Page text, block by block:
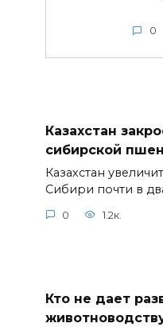
0
Казахстан
сибирской
Казахстан
Сибири почти в
0 1.2к.
Кто не дает